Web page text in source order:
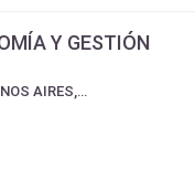
Y GESTIÓN
UBA - UNIVERSIDAD DE BUENOS AIRES, FACULTAD DE CIENCIAS ECONÓMICAS